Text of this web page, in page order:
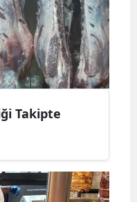
Takipte